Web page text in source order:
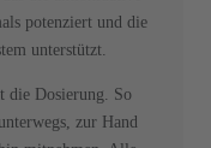
potenziert und die
unterstützt.
die Dosierung. So
zur Hand